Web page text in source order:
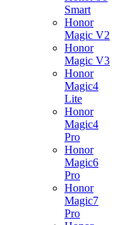
Smart
Honor
Magic V2
Honor
Magic V3
Honor
Magic4
Lite
Honor
Magic4
Pro
Honor
Magic6
Pro
Honor
Magic7
Pro